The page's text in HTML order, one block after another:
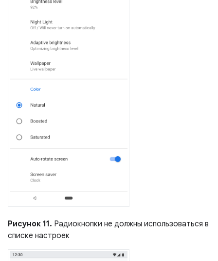
Рисунок 11. Радиокнопки не должны использоваться в
списке настроек